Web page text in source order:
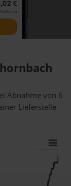
Abnahmevon 6
Lieferstelle